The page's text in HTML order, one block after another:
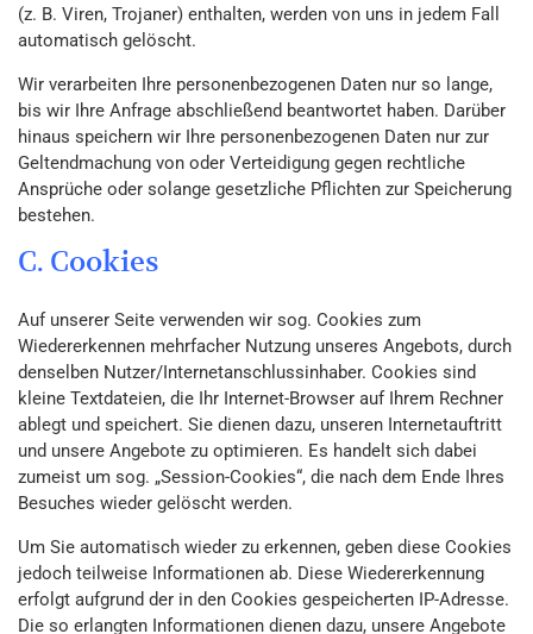
(z. B. Viren, Trojaner) enthalten, werden von uns in jedem Fall
automatisch gelöscht.
Wir verarbeiten Ihre personenbezogenen Daten nur so lange,
bis wir Ihre Anfrage abschließend beantwortet haben. Darüber
hinaus speichern wir Ihre personenbezogenen Daten nur zur
Geltendmachung von oder Verteidigung gegen rechtliche
Ansprüche oder solange gesetzliche Pflichten zur Speicherung
bestehen.
C. Cookies
Auf unserer Seite verwenden wir sog. Cookies zum
Wiedererkennen mehrfacher Nutzung unseres Angebots, durch
denselben Nutzer/Internetanschlussinhaber. Cookies sind
kleine Textdateien, die Ihr Internet-Browser auf Ihrem Rechner
ablegt und speichert. Sie dienen dazu, unseren Internetauftritt
und unsere Angebote zu optimieren. Es handelt sich dabei
zumeist um sog. „Session-Cookies“, die nach dem Ende Ihres
Besuches wieder gelöscht werden.
Um Sie automatisch wieder zu erkennen, geben diese Cookies
jedoch teilweise Informationen ab. Diese Wiedererkennung
erfolgt aufgrund der in den Cookies gespeicherten IP-Adresse.
Die so erlangten Informationen dienen dazu, unsere Angebote